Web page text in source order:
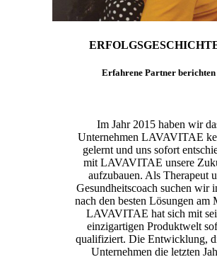
Erfahrene Partner berichten
Im Jahr 2015 haben wir
Unternehmen LAVAVITAE
gelernt und uns sofort
mit LAVAVITAE unsere
aufzubauen. Als Therapeut
Gesundheitscoach suchen wir
nach den besten Lösungen am
LAVAVITAE hat sich mit
einzigartigen Produktwelt
qualifiziert. Die Entwicklung,
Unternehmen die letzten